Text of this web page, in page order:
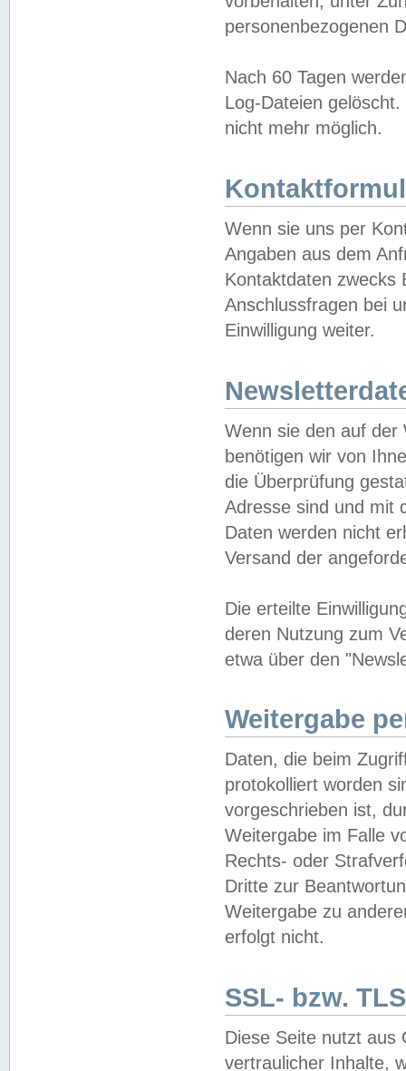
personenbezogenen
Nach 60 Tagen
Log-Dateien
nicht mehr möglich.
Wenn sie uns per
Angaben aus dem
Kontaktdaten zwecks
Anschlussfragen bei
Einwilligung weiter.
Wenn sie den auf der
benötigen wir von
die Überprüfung
Adresse sind und mit
Daten werden nicht
Versand der
Die erteilte
deren Nutzung zum
etwa über den
Weitergabe
Daten, die beim
protokolliert worden
vorgeschrieben ist,
Weitergabe im Falle
Rechts- oder
Dritte zur
Weitergabe zu
erfolgt nicht.
SSL- bzw.
Diese Seite nutzt aus
vertraulicher Inhalte,